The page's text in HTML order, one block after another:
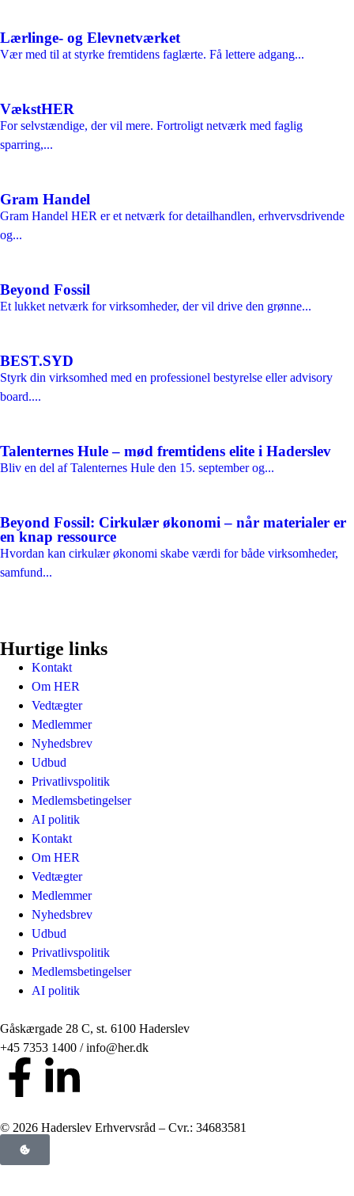
Lærlinge- og Elevnetværket
Vær med til at styrke fremtidens faglærte. Få lettere adgang...
VækstHER
For selvstændige, der vil mere. Fortroligt netværk med faglig
sparring,...
Gram Handel
Gram Handel HER er et netværk for detailhandlen, erhvervsdrivende
og...
Beyond Fossil
Et lukket netværk for virksomheder, der vil drive den grønne...
BEST.SYD
Styrk din virksomhed med en professionel bestyrelse eller advisory
board....
Talenternes Hule – mød fremtidens elite i Haderslev
Bliv en del af Talenternes Hule den 15. september og...
Beyond Fossil: Cirkulær økonomi – når materialer er
en knap ressource
Hvordan kan cirkulær økonomi skabe værdi for både virksomheder,
samfund...
Hurtige links
Kontakt
Om HER
Vedtægter
Medlemmer
Nyhedsbrev
Udbud
Privatlivspolitik
Medlemsbetingelser
AI politik
Kontakt
Om HER
Vedtægter
Medlemmer
Nyhedsbrev
Udbud
Privatlivspolitik
Medlemsbetingelser
AI politik
Gåskærgade 28 C, st. 6100 Haderslev
+45 7353 1400 / info@her.dk
© 2026 Haderslev Erhvervsråd – Cvr.: 34683581